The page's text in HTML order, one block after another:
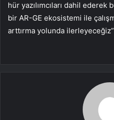
hür yazılımcıları dahil
bir AR-GE ekosistemi ile
arttırma yolunda